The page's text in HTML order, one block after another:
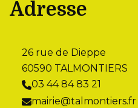
Adresse
26 rue de Dieppe
60590 TALMONTIERS
03 44 84 83 21
mairie@talmontiers.fr